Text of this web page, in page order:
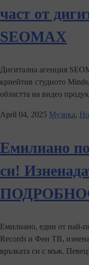
част от
SEOMAX
Дигитална агенция
криейтив студиото
областта на видео
April 04, 2025 Музика,
Емилиано
си!
Емилиано, един от най-
Records и Фен ТВ,
връзката си с мъж.